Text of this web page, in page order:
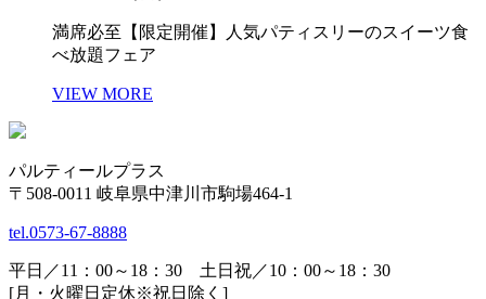
満席必至【限定開催】人気パティスリーのスイーツ食
べ放題フェア
VIEW MORE
パルティールプラス
〒508-0011 岐阜県中津川市駒場464-1
tel.0573-67-8888
平日／11：00～18：30 土日祝／10：00～18：30
[月・火曜日定休※祝日除く]